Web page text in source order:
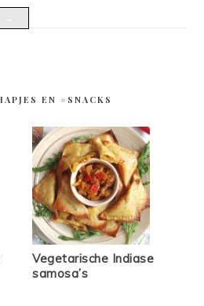
EN #SNACKS
Vegetarische Indiase
samosa’s